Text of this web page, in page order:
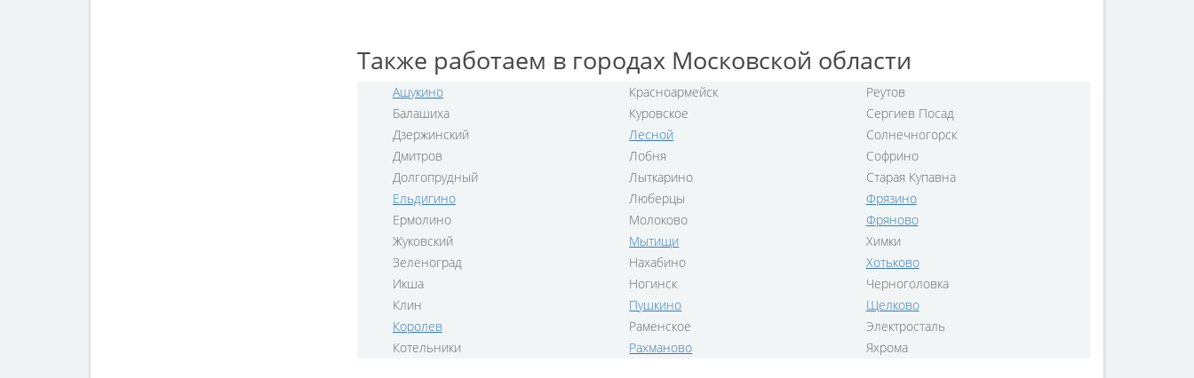
Также работаем в городах Московской области
Ашукино
Балашиха
Дзержинский
Дмитров
Долгопрудный
Ельдигино
Ермолино
Жуковский
Зеленоград
Икша
Клин
Королев
Котельники
Красноармейск
Куровское
Лесной
Лобня
Лыткарино
Люберцы
Молоково
Мытищи
Нахабино
Ногинск
Пушкино
Раменское
Рахманово
Реутов
Сергиев Посад
Солнечногорск
Софрино
Старая Купавна
Фрязино
Фряново
Химки
Хотьково
Черноголовка
Щелково
Электросталь
Яхрома